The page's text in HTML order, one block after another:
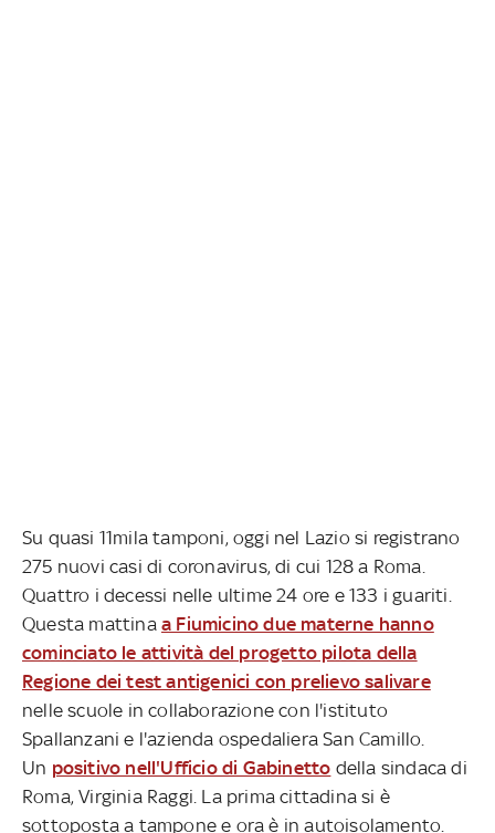
Su quasi 11mila tamponi, oggi nel Lazio si registrano
275 nuovi casi di coronavirus, di cui 128 a Roma.
Quattro i decessi nelle ultime 24 ore e 133 i guariti.
Questa mattina a Fiumicino due materne hanno
cominciato le attività del progetto pilota della
Regione dei test antigenici con prelievo salivare
nelle scuole in collaborazione con l'istituto
Spallanzani e l'azienda ospedaliera San Camillo.
Un positivo nell'Ufficio di Gabinetto della sindaca di
Roma, Virginia Raggi. La prima cittadina si è
sottoposta a tampone e ora è in autoisolamento.